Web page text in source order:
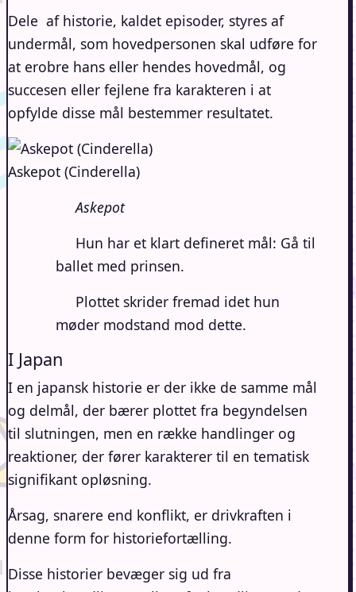
Dele af historie, kaldet episoder, styres af
undermål, som hovedpersonen skal udføre for
at erobre hans eller hendes hovedmål, og
succesen eller fejlene fra karakteren i at
opfylde disse mål bestemmer resultatet.
Askepot (Cinderella)
Askepot
Hun har et klart defineret mål: Gå til
ballet med prinsen.
Plottet skrider fremad idet hun
møder modstand mod dette.
I Japan
I en japansk historie er der ikke de samme mål
og delmål, der bærer plottet fra begyndelsen
til slutningen, men en række handlinger og
reaktioner, der fører karakterer til en tematisk
signifikant opløsning.
Årsag, snarere end konflikt, er drivkraften i
denne form for historiefortælling.
Disse historier bevæger sig ud fra